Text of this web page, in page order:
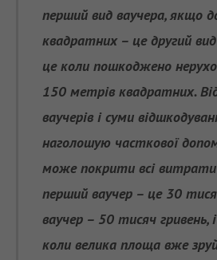
перший вид ваучера, якщо
квадратних – це другий
це коли пошкоджено
150 метрів квадратних.
ваучерів і суми
наголошую часткової
може покрити всі витрати
перший ваучер – це 30
ваучер – 50 тисяч гривень,
коли велика площа вже